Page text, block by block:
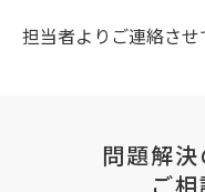
担当者よりご連絡させ
問題解
ご相